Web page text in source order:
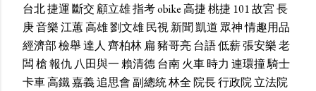
台北捷運斷交 顧立雄指考obike高捷桃捷 101故宮長
庚音樂江蕙高雄劉文雄民視新聞凱道 眾神情趣用品
經濟部檢舉達人 齊柏林 扁豬哥亮台語低薪張安樂老
闆槍報仇 八田與一賴清德台南火車時力 連環撞騎士
卡車高鐵嘉義追思會副總統林全院長行政院立法院